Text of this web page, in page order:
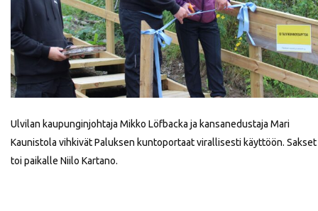
Ulvilan kaupunginjohtaja Mikko Löfbacka ja kansanedustaja Mari
Kaunistola vihkivät Paluksen kuntoportaat virallisesti käyttöön. Sakset
toi paikalle Niilo Kartano.